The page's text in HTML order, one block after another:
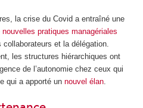
la crise du Covid a entraîné une
nouvelles pratiques managériales
collaborateurs et la délégation.
les structures hiérarchiques ont
de l’autonomie chez ceux qui
qui a apporté un nouvel élan.